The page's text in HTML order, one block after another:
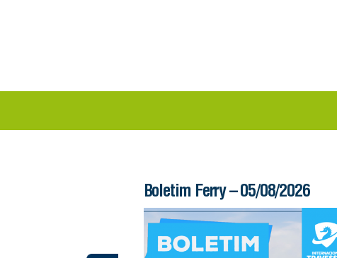
Boletim Ferry – 05/08/2026